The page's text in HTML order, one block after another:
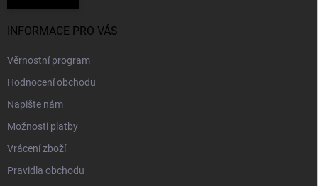
INFORMACE PRO VÁS
Věrnostní program
Hodnocení obchodu
Napište nám
Možnosti platby
Vrácení zboží
Pravidla obchodu